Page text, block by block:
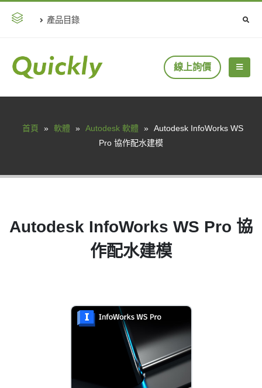
產品目錄
線上詢價
首頁 » 軟體 » Autodesk 軟體 » Autodesk InfoWorks WS
Pro 協作配水建模
Autodesk InfoWorks WS Pro 協
作配水建模